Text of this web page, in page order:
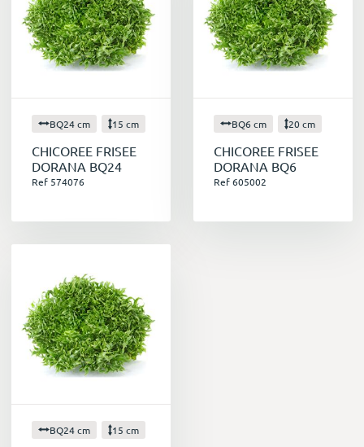
BQ24 cm 15 cm
CHICOREE FRISEE
DORANA BQ24
Ref 574076
BQ6 cm 20 cm
CHICOREE FRISEE
DORANA BQ6
Ref 605002
BQ24 cm 15 cm